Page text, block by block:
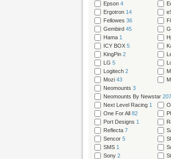
Epson 4
Ergotron 14
Fellowes 36
Gembird 45
Hama 1
ICY BOX 5
KingPin 2
LG 5
Logitech 2
Mozi 43
Neomounts 3
Neomounts By Newstar 207
Next Level Racing 1
One For All 82
Port Designs 1
Reflecta 7
Sencor 5
SMS 1
Sony 2